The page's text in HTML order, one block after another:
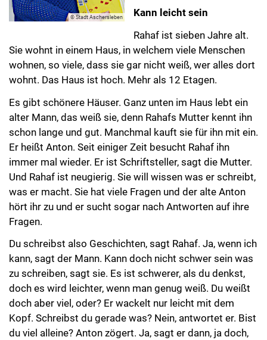
© Stadt Aschersleben
Kann leicht sein
Rahaf ist sieben Jahre alt.
Sie wohnt in einem Haus, in welchem viele Menschen
wohnen, so viele, dass sie gar nicht weiß, wer alles dort
wohnt. Das Haus ist hoch. Mehr als 12 Etagen.
Es gibt schönere Häuser. Ganz unten im Haus lebt ein
alter Mann, das weiß sie, denn Rahafs Mutter kennt ihn
schon lange und gut. Manchmal kauft sie für ihn mit ein.
Er heißt Anton. Seit einiger Zeit besucht Rahaf ihn
immer mal wieder. Er ist Schriftsteller, sagt die Mutter.
Und Rahaf ist neugierig. Sie will wissen was er schreibt,
was er macht. Sie hat viele Fragen und der alte Anton
hört ihr zu und er sucht sogar nach Antworten auf ihre
Fragen.
Du schreibst also Geschichten, sagt Rahaf. Ja, wenn ich
kann, sagt der Mann. Kann doch nicht schwer sein was
zu schreiben, sagt sie. Es ist schwerer, als du denkst,
doch es wird leichter, wenn man genug weiß. Du weißt
doch aber viel, oder? Er wackelt nur leicht mit dem
Kopf. Schreibst du gerade was? Nein, antwortet er. Bist
du viel alleine? Anton zögert. Ja, sagt er dann, ja doch,